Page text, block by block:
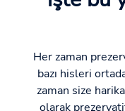
Her zaman
bazı hisleri
zaman size
olarak